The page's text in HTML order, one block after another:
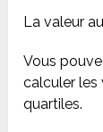
La valeur
Vous
calculer les
quartiles.